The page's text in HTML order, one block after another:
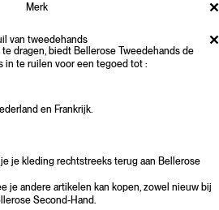
Merk
van tweedehands
dragen, biedt Bellerose Tweedehands de
in te ruilen voor een tegoed tot :
en Frankrijk.
je kleding rechtstreeks terug aan Bellerose
je andere artikelen kan kopen, zowel nieuw bij
Second-Hand.